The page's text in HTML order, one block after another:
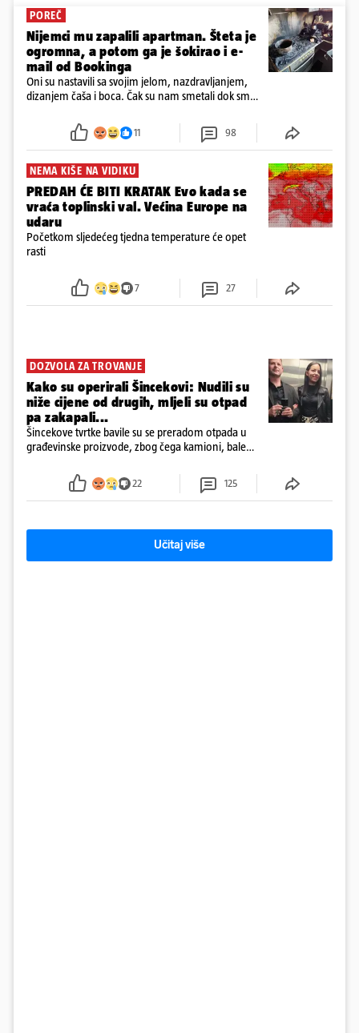
POREČ
Nijemci mu zapalili apartman. Šteta je
ogromna, a potom ga je šokirao i e-
mail od Bookinga
Oni su nastavili sa svojim jelom, nazdravljanjem,
dizanjem čaša i boca. Čak su nam smetali dok smo
požar, rekao je vlasnik
11 98
NEMA KIŠE NA VIDIKU
PREDAH ĆE BITI KRATAK Evo kada se
vraća toplinski val. Većina Europe na
udaru
Početkom sljedećeg tjedna temperature će opet
rasti
7 27
DOZVOLA ZA TROVANJE
Kako su operirali Šincekovi: Nudili su
niže cijene od drugih, mljeli su otpad
pa zakapali...
Šincekove tvrtke bavile su se preradom otpada u
građevinske proizvode, zbog čega kamioni, bale
22 125
Učitaj više